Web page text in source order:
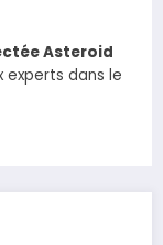
Asteroid
experts dans le